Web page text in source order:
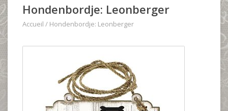
Hondenbordje: Leonberger
Accueil / Hondenbordje: Leonberger